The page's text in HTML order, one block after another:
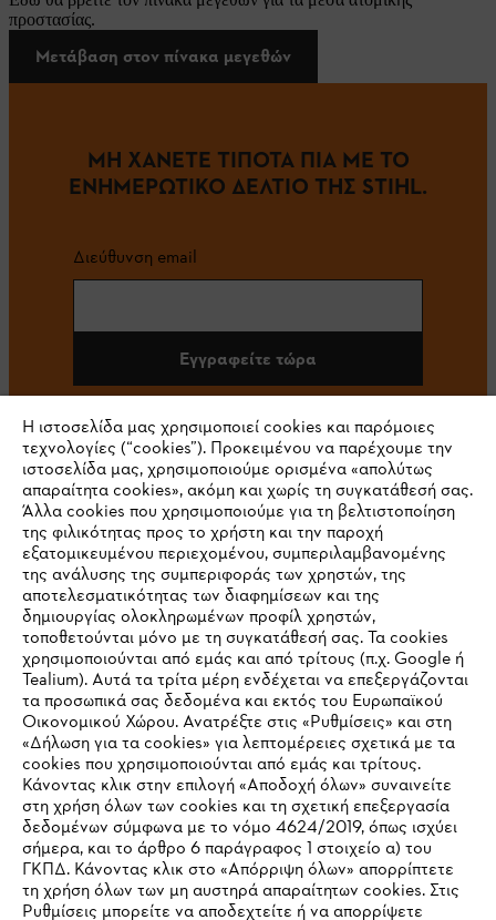
προστασίας.
Μετάβαση στον πίνακα μεγεθών
ΜΗ ΧΑΝΕΤΕ ΤΙΠΟΤΑ ΠΙΑ ΜΕ ΤΟ
ΕΝΗΜΕΡΩΤΙΚΟ ΔΕΛΤΙΟ ΤΗΣ STIHL.
Διεύθυνση email
Εγγραφείτε τώρα
#STIHL
Εταιρεία
STIHL Συχνές ερωτήσεις
Service
IHR BROWSER WIRD NICHT
UNTERSTÜTZT
Η ιστοσελίδα μας χρησιμοποιεί cookies και παρόμοιες
τεχνολογίες (“cookies”). Προκειμένου να παρέχουμε την
ιστοσελίδα μας, χρησιμοποιούμε ορισμένα «απολύτως
απαραίτητα cookies», ακόμη και χωρίς τη συγκατάθεσή σας.
Άλλα cookies που χρησιμοποιούμε για τη βελτιστοποίηση
της φιλικότητας προς το χρήστη και την παροχή
εξατομικευμένου περιεχομένου, συμπεριλαμβανομένης
της ανάλυσης της συμπεριφοράς των χρηστών, της
αποτελεσματικότητας των διαφημίσεων και της
δημιουργίας ολοκληρωμένων προφίλ χρηστών,
τοποθετούνται μόνο με τη συγκατάθεσή σας. Τα cookies
χρησιμοποιούνται από εμάς και από τρίτους (π.χ. Google ή
Tealium). Αυτά τα τρίτα μέρη ενδέχεται να επεξεργάζονται
τα προσωπικά σας δεδομένα και εκτός του Ευρωπαϊκού
Οικονομικού Χώρου. Ανατρέξτε στις «Ρυθμίσεις» και στη
«Δήλωση για τα cookies» για λεπτομέρειες σχετικά με τα
cookies που χρησιμοποιούνται από εμάς και τρίτους.
Κάνοντας κλικ στην επιλογή «Αποδοχή όλων» συναινείτε
στη χρήση όλων των cookies και τη σχετική επεξεργασία
δεδομένων σύμφωνα με το νόμο 4624/2019, όπως ισχύει
σήμερα, και το άρθρο 6 παράγραφος 1 στοιχείο α) του
ΓΚΠΔ. Κάνοντας κλικ στο «Απόρριψη όλων» απορρίπτετε
τη χρήση όλων των μη αυστηρά απαραίτητων cookies. Στις
Ρυθμίσεις μπορείτε να αποδεχτείτε ή να απορρίψετε